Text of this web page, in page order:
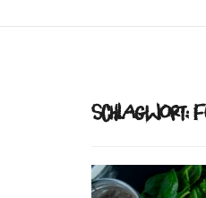
Schlagwort: